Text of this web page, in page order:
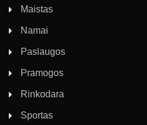
Maistas
Namai
Paslaugos
Pramogos
Rinkodara
Sportas